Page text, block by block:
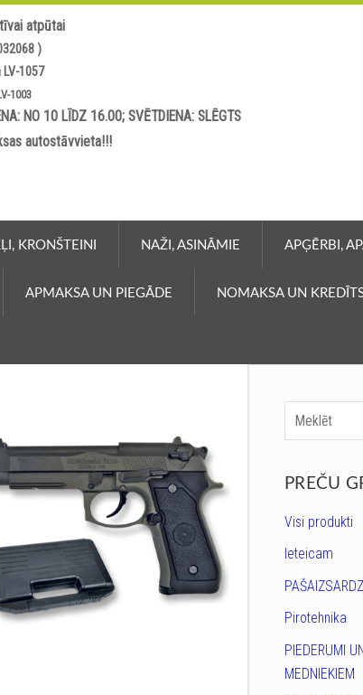
atpūtai
)
1057
1003
NO 10 LĪDZ 16.00; SVĒTDIENA: SLĒGTS
autostāvvieta!!!
KRONŠTEINI NAŽI, ASINĀMIE APĢĒRBI,
APMAKSA UN PIEGĀDE NOMAKSA UN
PREČU
Visi produkti
Ieteicam
Pirotehnika
PIEDERUMI
MEDNIEKIEM